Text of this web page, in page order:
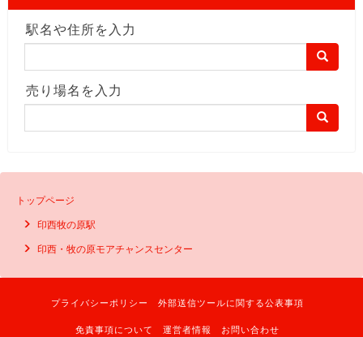
駅名や住所を入力
売り場名を入力
トップページ
印西牧の原駅
印西・牧の原モアチャンスセンター
プライバシーポリシー 外部送信ツールに関する公表事項
免責事項について 運営者情報 お問い合わせ